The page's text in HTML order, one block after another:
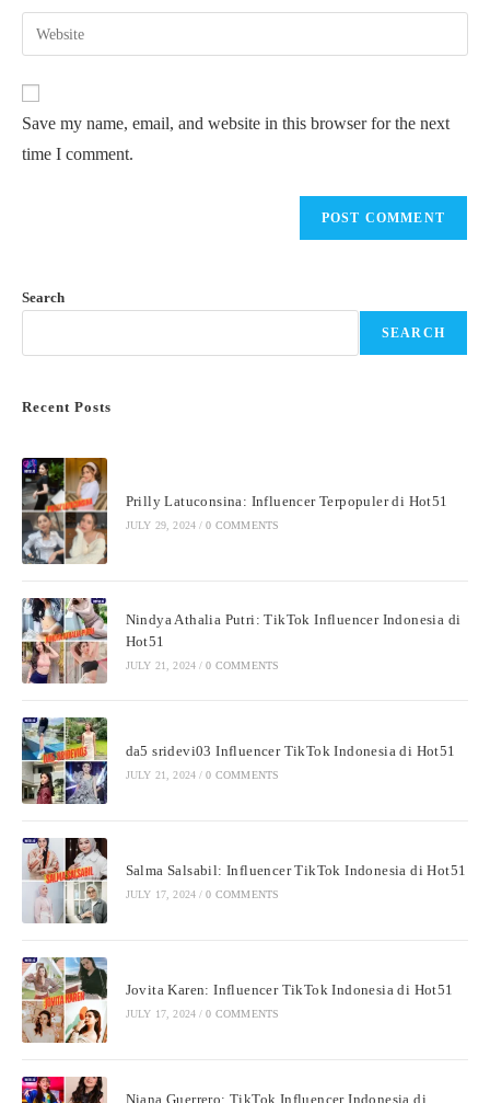
comment
email
address
Enter
your
URL
(optional)
Save my name, email, and website in this browser for the next
time I comment.
Search
SEARCH
Recent Posts
Prilly Latuconsina: Influencer Terpopuler di Hot51
JULY 29, 2024 / 0 COMMENTS
Nindya Athalia Putri: TikTok Influencer Indonesia di
Hot51
JULY 21, 2024 / 0 COMMENTS
da5 sridevi03 Influencer TikTok Indonesia di Hot51
JULY 21, 2024 / 0 COMMENTS
Salma Salsabil: Influencer TikTok Indonesia di Hot51
JULY 17, 2024 / 0 COMMENTS
Jovita Karen: Influencer TikTok Indonesia di Hot51
JULY 17, 2024 / 0 COMMENTS
Niana Guerrero: TikTok Influencer Indonesia di